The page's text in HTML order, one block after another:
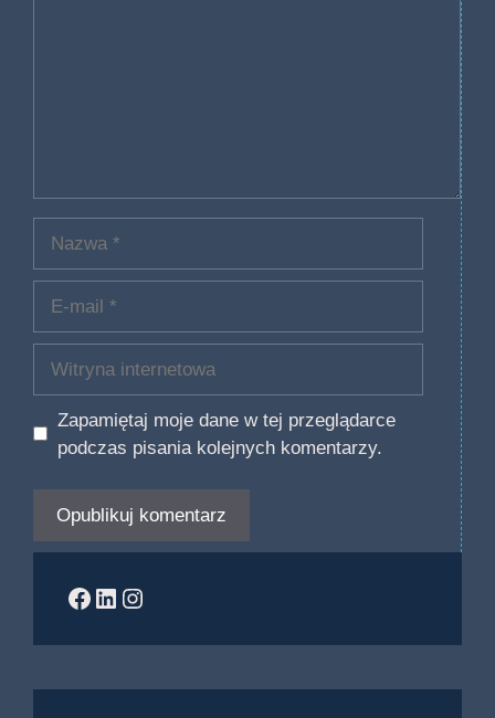
internetowa
Zapamiętaj moje dane w tej przeglądarce
podczas pisania kolejnych komentarzy.
Facebook
LinkedIn
Instagram